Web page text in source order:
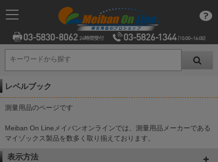
キーワードから探す
キーワードから探す
レベルブック
測量用品のページです
Meiban On Lineメイバンオンラインでは、測量用品メーカーである
マイゾックス製品を数多く取り揃えております。
表示方法